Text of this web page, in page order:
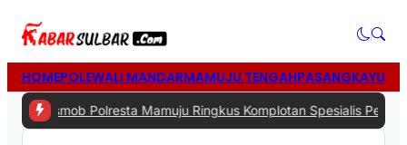
HOMEPOLEWALI MANDARMAMUJU TENGAHPASANGKAYU
Polresta Mamuju Ringkus Komplotan Spesialis Pencurian di